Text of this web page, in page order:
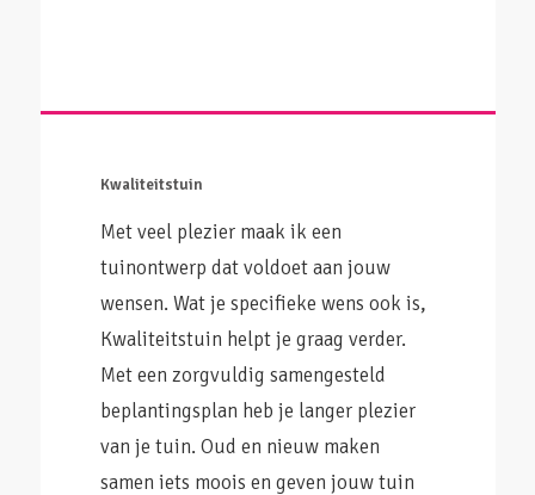
Kwaliteitstuin
Met veel plezier maak ik een
tuinontwerp dat voldoet aan jouw
wensen. Wat je specifieke wens ook is,
Kwaliteitstuin helpt je graag verder.
Met een zorgvuldig samengesteld
beplantingsplan heb je langer plezier
van je tuin. Oud en nieuw maken
samen iets moois en geven jouw tuin